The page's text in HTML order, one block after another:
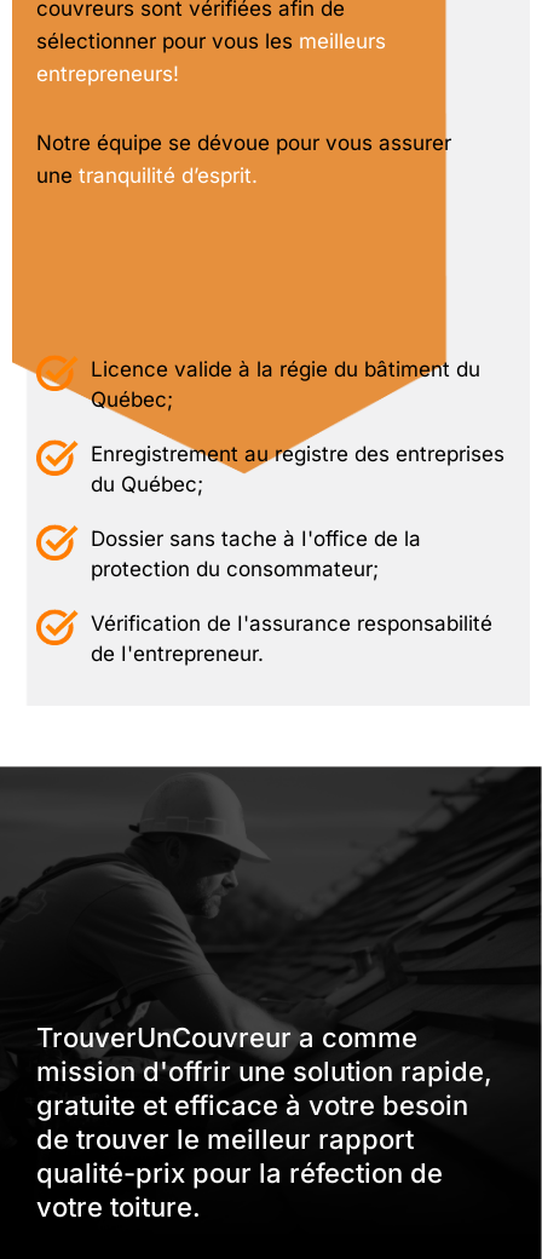
couvreurs sont vérifiées afin de
sélectionner pour vous les meilleurs
entrepreneurs!
Notre équipe se dévoue pour vous assurer
une tranquilité d’esprit.
Licence valide à la régie du bâtiment du
Québec;
Enregistrement au registre des entreprises
du Québec;
Dossier sans tache à I'office de la
protection du consommateur;
Vérification de I'assurance responsabilité
de I'entrepreneur.
TrouverUnCouvreur a comme
mission d'offrir une solution rapide,
gratuite et efficace à votre besoin
de trouver le meilleur rapport
qualité-prix pour la réfection de
votre toiture.